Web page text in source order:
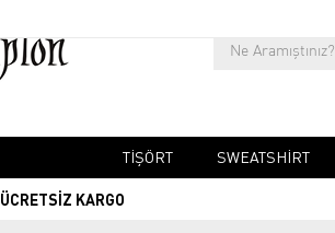
TIŞÖRT SWEATSHIRT
ÜCRETSİZ KARGO